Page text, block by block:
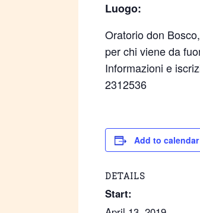
Luogo:
Oratorio don
per chi viene da
Informazioni e
2312536
Add to calendar
DETAILS
Start: